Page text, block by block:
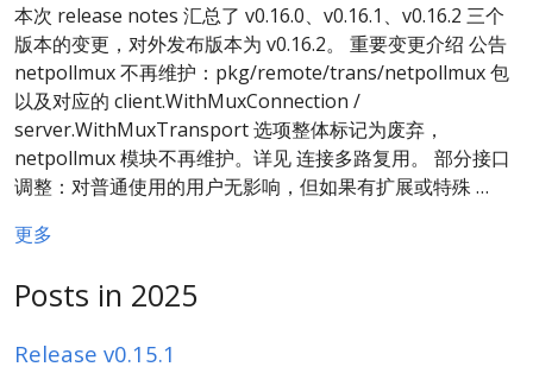
本次 release notes 汇总了 v0.16.0、v0.16.1、v0.16.2 三个
版本的变更，对外发布版本为 v0.16.2。 重要变更介绍 公告
netpollmux 不再维护：pkg/remote/trans/netpollmux 包
以及对应的 client.WithMuxConnection /
server.WithMuxTransport 选项整体标记为废弃，
netpollmux 模块不再维护。详见 连接多路复用。 部分接口
调整：对普通使用的用户无影响，但如果有扩展或特殊 …
更多
Posts in 2025
Release v0.15.1